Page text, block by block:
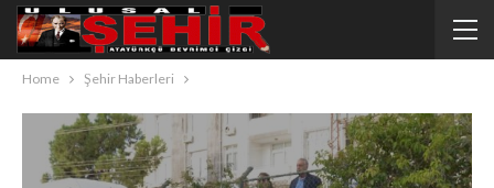
Home Şehir Haberleri